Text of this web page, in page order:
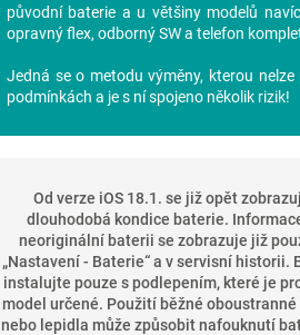
původní baterie a u většiny modelů
opravný flex, odborný SW a telefon
Jedná se o metodu výměny, kterou
podmínkách a je s ní spojeno několik rizik!
Od verze iOS 18.1. se již opět
dlouhodobá kondice baterie.
neoriginální baterii se zobrazuje již
„Nastavení - Baterie“a v servisní historii.
instalujte pouze s podlepením, které je
model určené. Použití běžné oboustranné
nebo lepidla může způsobit nafouknutí